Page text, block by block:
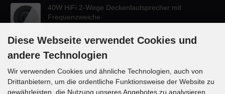
40W HiFi 2-Wege Deckenlautsprecher mit
Frequenzweiche
KONTAKT
Diese Webseite verwendet Cookies und
andere Technologien
Wir verwenden Cookies und ähnliche Technologien, auch von
Drittanbietern, um die ordentliche Funktionsweise der Website zu
gewährleisten, die Nutzung unseres Angebotes zu analysieren